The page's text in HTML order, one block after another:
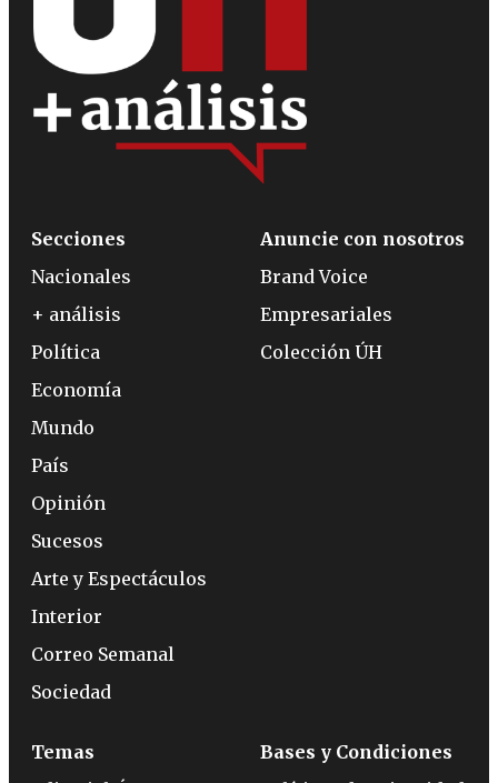
Secciones
Nacionales
+ análisis
Política
Economía
Mundo
País
Opinión
Sucesos
Arte y Espectáculos
Interior
Correo Semanal
Sociedad
Anuncie con nosotros
Brand Voice
Empresariales
Colección ÚH
Temas
Bases y Condiciones